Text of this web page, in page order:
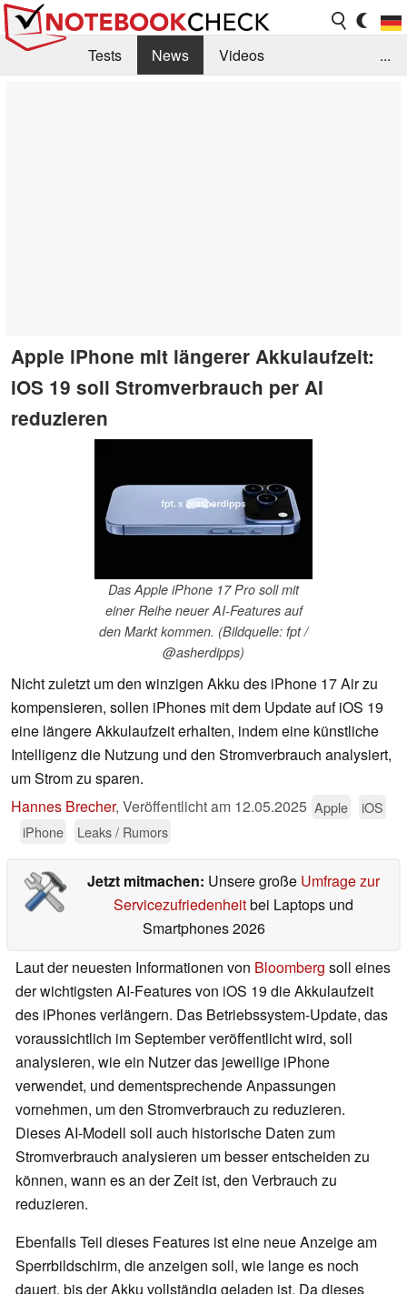
Tests News
Videos
...
Apple iPhone mit längerer Akkulaufzeit:
iOS 19 soll Stromverbrauch per AI
reduzieren
Das Apple iPhone 17 Pro soll mit
einer Reihe neuer AI-Features auf
den Markt kommen. (Bildquelle: fpt /
@asherdipps)
Nicht zuletzt um den winzigen Akku des iPhone 17 Air zu
kompensieren, sollen iPhones mit dem Update auf iOS 19
eine längere Akkulaufzeit erhalten, indem eine künstliche
Intelligenz die Nutzung und den Stromverbrauch analysiert,
um Strom zu sparen.
Hannes Brecher, Veröffentlicht am 12.05.2025 Apple
iOS
iPhone
Leaks / Rumors
Jetzt mitmachen: Unsere große Umfrage zur
Servicezufriedenheitbei Laptops und
Smartphones 2026
Laut der neuesten Informationen von Bloomberg soll eines
der wichtigsten AI-Features von iOS 19 die Akkulaufzeit
des iPhones verlängern. Das Betriebssystem-Update, das
voraussichtlich im September veröffentlicht wird, soll
analysieren, wie ein Nutzer das jeweilige iPhone
verwendet, und dementsprechende Anpassungen
vornehmen, um den Stromverbrauch zu reduzieren.
Dieses AI-Modell soll auch historische Daten zum
Stromverbrauch analysieren um besser entscheiden zu
können, wann es an der Zeit ist, den Verbrauch zu
reduzieren.
Ebenfalls Teil dieses Features ist eine neue Anzeige am
Sperrbildschirm, die anzeigen soll, wie lange es noch
dauert, bis der Akku vollständig geladen ist. Da dieses